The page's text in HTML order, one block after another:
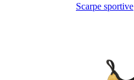
Scarpe sportive